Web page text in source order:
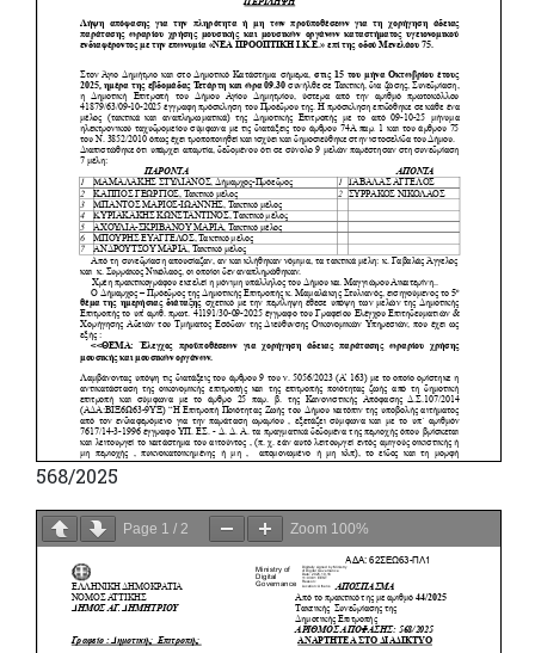
568/2025
Page 1 / 2 Zoom 100%